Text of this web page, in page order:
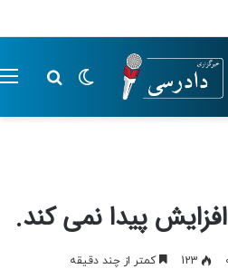
مالیاتی تا پایان تابستان 1405
تغییر پوسته
پیدا نمی کند.
123 کمتر از چند دقیقه